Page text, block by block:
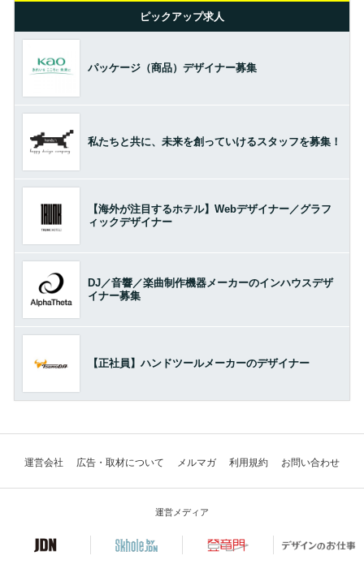
ピックアップ求人
パッケージ（商品）デザイナー募集
私たちと共に、未来を創っていけるスタッフを募集！
【海外が注目するホテル】Webデザイナー／グラフ
ィックデザイナー
DJ／音響／楽曲制作機器メーカーのインハウスデザ
イナー募集
【正社員】ハンドツールメーカーのデザイナー
運営会社 広告・取材について メルマガ 利用規約 お問い合わせ
運営メディア